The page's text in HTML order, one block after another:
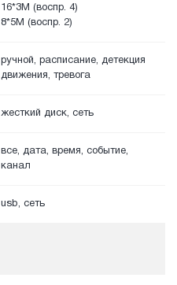
16*3M (воспр. 4)
8*5M (воспр. 2)
ручной, расписание, детекция
движения, тревога
жесткий диск, сеть
все, дата, время, событие,
канал
usb, сеть